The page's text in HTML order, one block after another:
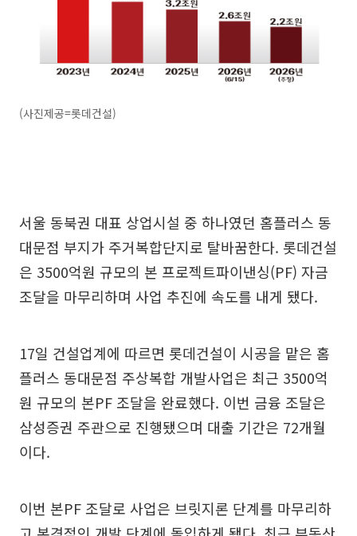
(사진제공=롯데건설)
서울 동북권 대표 상업시설 중 하나였던 홈플러스 동
대문점 부지가 주거복합단지로 탈바꿈한다. 롯데건설
은 3500억원 규모의 본 프로젝트파이낸싱(PF) 자금
조달을 마무리하며 사업 추진에 속도를 내게 됐다.
17일 건설업계에 따르면 롯데건설이 시공을 맡은 홈
플러스 동대문점 주상복합 개발사업은 최근 3500억
원 규모의 본PF 조달을 완료했다. 이번 금융 조달은
삼성증권 주관으로 진행됐으며 대출 기간은 72개월
이다.
이번 본PF 조달로 사업은 브릿지론 단계를 마무리하